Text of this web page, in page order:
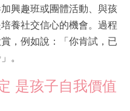
興趣班或團體活動、與孩
養社交信心的機會。過程
，例如說：「你肯試，已
。
是孩子自我價值